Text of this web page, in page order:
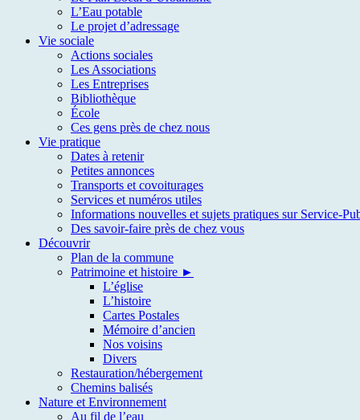
L’Eau potable
Le projet d’adressage
Vie sociale
Actions sociales
Les Associations
Les Entreprises
Bibliothèque
École
Ces gens près de chez nous
Vie pratique
Dates à retenir
Petites annonces
Transports et covoiturages
Services et numéros utiles
Informations nouvelles et sujets pratiques sur Service-
Des savoir-faire près de chez vous
Découvrir
Plan de la commune
Patrimoine et histoire ►
L’église
L’histoire
Cartes Postales
Mémoire d’ancien
Nos voisins
Divers
Restauration/hébergement
Chemins balisés
Nature et Environnement
Au fil de l’eau